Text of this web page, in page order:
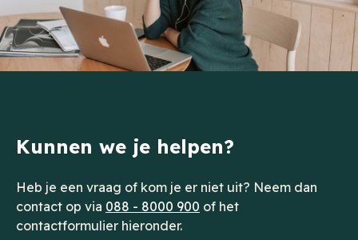
Kunnen we je helpen?
Heb je een vraag of kom je er niet uit? Neem dan
contact op via 088 - 8000 900 of het
contactformulier hieronder.